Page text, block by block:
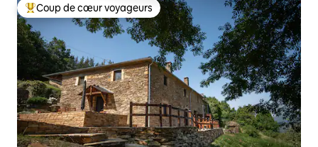
Coups de cœur voyageurs les plus appréciés
Coup de cœur voyageurs